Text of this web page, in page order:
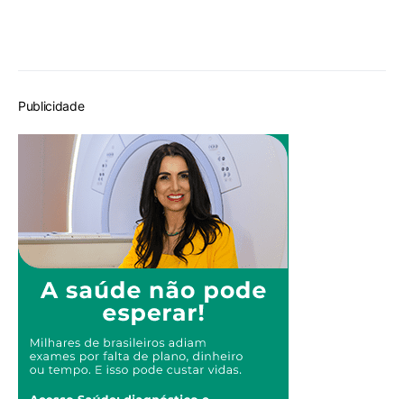
Publicidade